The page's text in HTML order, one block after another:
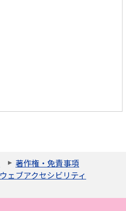
著作権・免責事項
ウェブアクセシビリティ